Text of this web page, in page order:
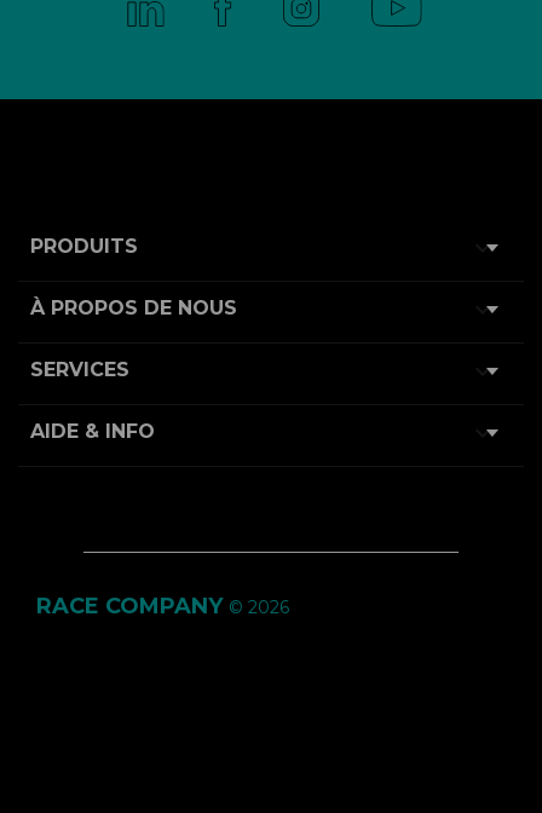
PRODUITS 
À PROPOS DE NOUS 
SERVICES 
AIDE & INFO 
RACE COMPANY © 2026